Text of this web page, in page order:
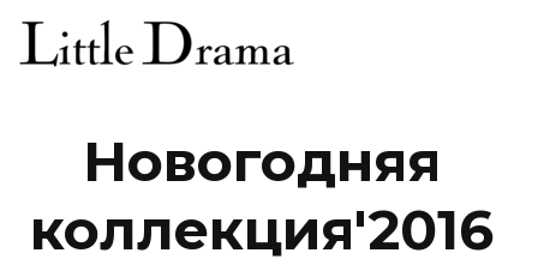
Новогодняя
коллекция'2016